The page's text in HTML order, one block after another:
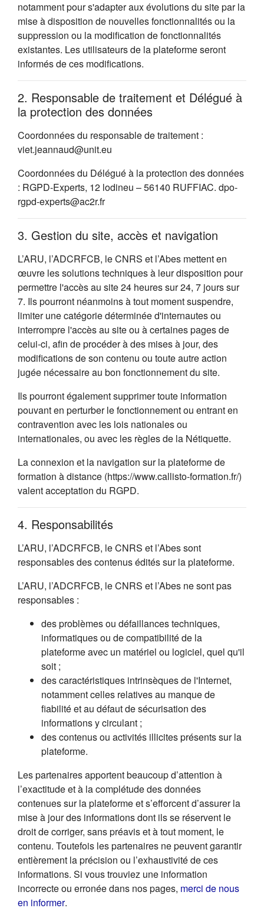
notamment pour s'adapter aux évolutions du site par la
mise à disposition de nouvelles fonctionnalités ou la
suppression ou la modification de fonctionnalités
existantes. Les utilisateurs de la plateforme seront
informés de ces modifications.
2. Responsable de traitement et Délégué à
la protection des données
Coordonnées du responsable de traitement :
viet.jeannaud@unit.eu
Coordonnées du Délégué à la protection des données
: RGPD-Experts, 12 lodineu – 56140 RUFFIAC. dpo-
rgpd-experts@ac2r.fr
3. Gestion du site, accès et navigation
L’ARU, l’ADCRFCB, le CNRS et l’Abes mettent en
œuvre les solutions techniques à leur disposition pour
permettre l'accès au site 24 heures sur 24, 7 jours sur
7. Ils pourront néanmoins à tout moment suspendre,
limiter une catégorie déterminée d'internautes ou
interrompre l'accès au site ou à certaines pages de
celui-ci, afin de procéder à des mises à jour, des
modifications de son contenu ou toute autre action
jugée nécessaire au bon fonctionnement du site.
Ils pourront également supprimer toute information
pouvant en perturber le fonctionnement ou entrant en
contravention avec les lois nationales ou
internationales, ou avec les règles de la Nétiquette.
La connexion et la navigation sur la plateforme de
formation à distance (https://www.callisto-formation.fr/)
valent acceptation du RGPD.
4. Responsabilités
L’ARU, l’ADCRFCB, le CNRS et l’Abes sont
responsables des contenus édités sur la plateforme.
L’ARU, l’ADCRFCB, le CNRS et l’Abes ne sont pas
responsables :
des problèmes ou défaillances techniques,
informatiques ou de compatibilité de la
plateforme avec un matériel ou logiciel, quel qu'il
soit ;
des caractéristiques intrinsèques de l'Internet,
notamment celles relatives au manque de
fiabilité et au défaut de sécurisation des
informations y circulant ;
des contenus ou activités illicites présents sur la
plateforme.
Les partenaires apportent beaucoup d’attention à
l’exactitude et à la complétude des données
contenues sur la plateforme et s’efforcent d’assurer la
mise à jour des informations dont ils se réservent le
droit de corriger, sans préavis et à tout moment, le
contenu. Toutefois les partenaires ne peuvent garantir
entièrement la précision ou l’exhaustivité de ces
informations. Si vous trouviez une information
incorrecte ou erronée dans nos pages, merci de nous
en informer(s'ouvre dans un nouvel onglet)
.